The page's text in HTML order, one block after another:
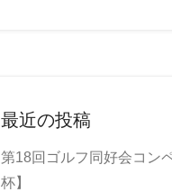
最近の投稿
第18回ゴルフ同好会コ
杯】